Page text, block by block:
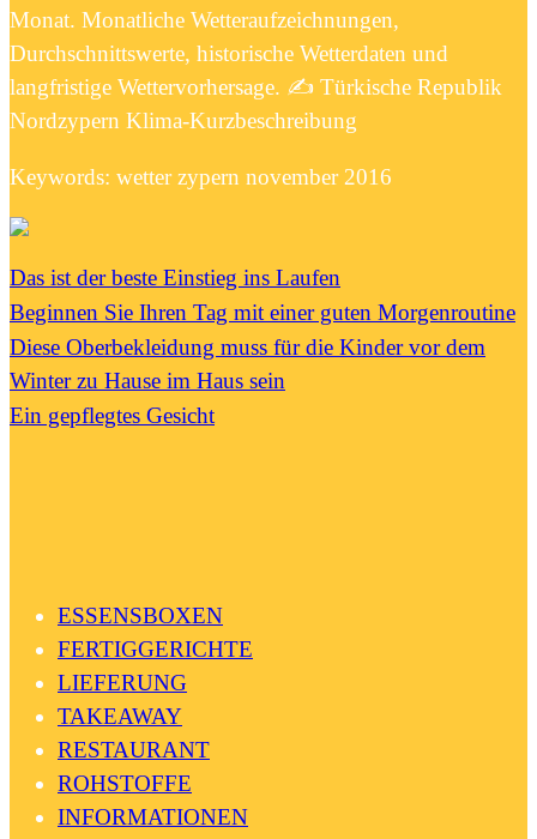
Monat. Monatliche Wetteraufzeichnungen,
Durchschnittswerte, historische Wetterdaten und
langfristige Wettervorhersage. ✍ Türkische Republik
Nordzypern Klima-Kurzbeschreibung
Keywords: wetter zypern november 2016
Das ist der beste Einstieg ins Laufen
Beginnen Sie Ihren Tag mit einer guten Morgenroutine
Diese Oberbekleidung muss für die Kinder vor dem
Winter zu Hause im Haus sein
Ein gepflegtes Gesicht
ESSENSBOXEN
FERTIGGERICHTE
LIEFERUNG
TAKEAWAY
RESTAURANT
ROHSTOFFE
INFORMATIONEN